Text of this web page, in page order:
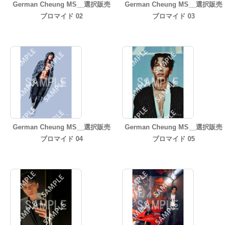
German Cheung MS__選択販売
ブロマイド 02
German Cheung MS__選択販売
ブロマイド 03
German Cheung MS__選択販売
ブロマイド 04
German Cheung MS__選択販売
ブロマイド 05